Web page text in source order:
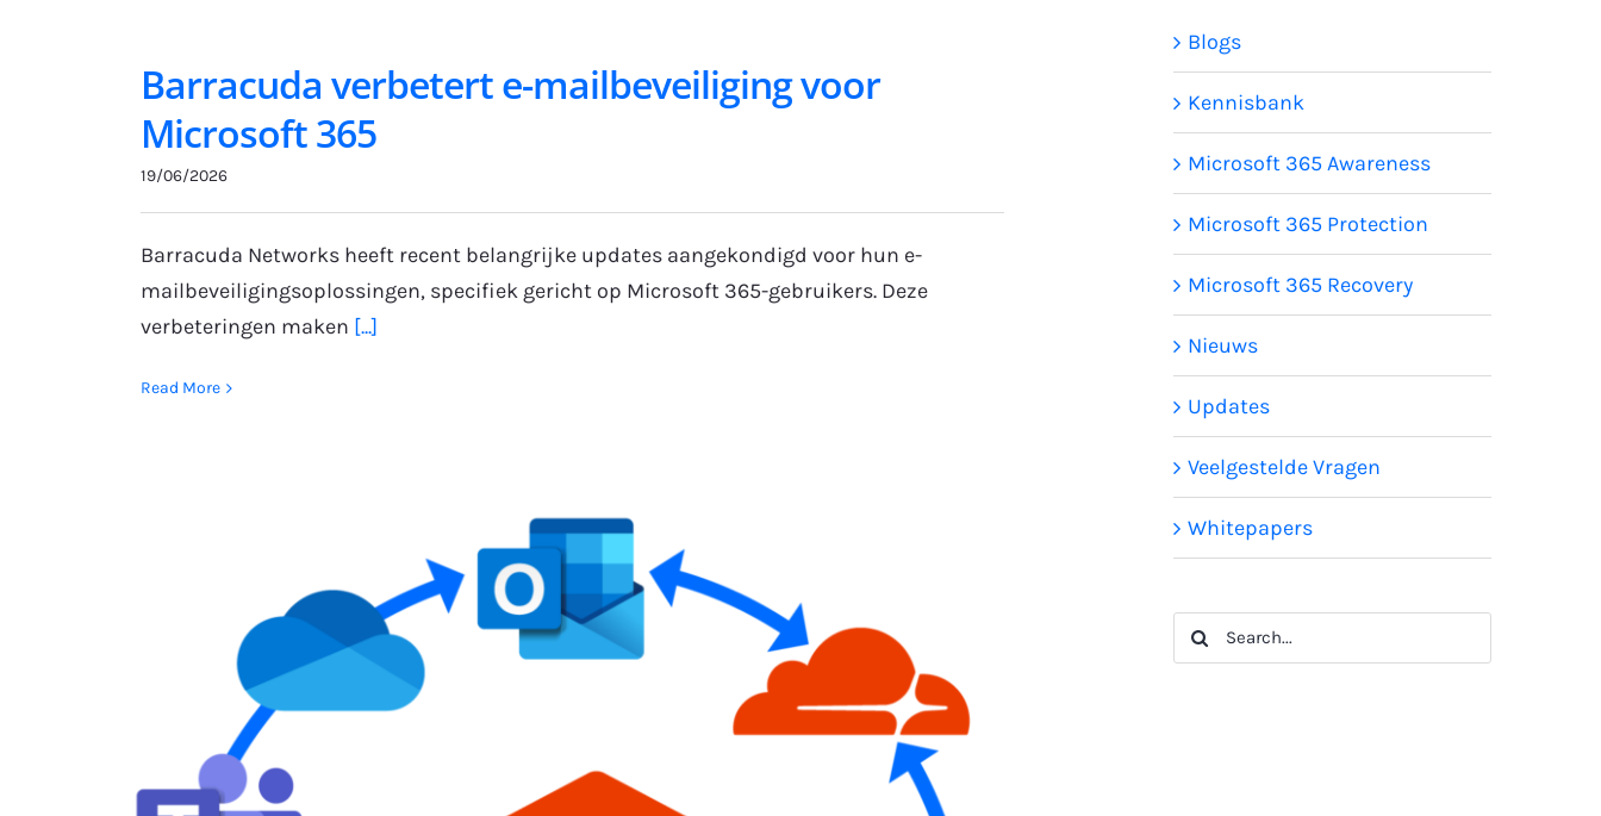
Barracuda verbetert e-mailbeveiliging voor
Microsoft 365
19/06/2026
Barracuda Networks heeft recent belangrijke updates aangekondigd voor hun e-
mailbeveiligingsoplossingen, specifiek gericht op Microsoft 365-gebruikers. Deze
verbeteringen maken [...]
Read More
Blogs
Kennisbank
Microsoft 365 Awareness
Microsoft 365 Protection
Microsoft 365 Recovery
Nieuws
Updates
Veelgestelde Vragen
Whitepapers
Search
for: